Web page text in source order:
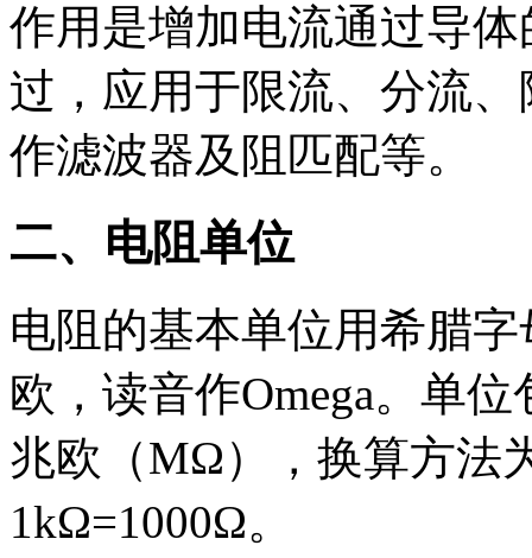
作用是增加电流通过导
过，应用于限流、分流
作滤波器及阻匹配等。
二、电阻单位
电阻的基本单位用希腊
欧，读音作Omega。单
兆欧（MΩ），换算方法
1kΩ=1000Ω。